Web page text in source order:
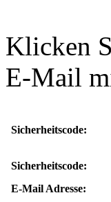
Klicken
E-Mail
Sicherheitscode:
Sicherheitscode:
E-Mail Adresse: